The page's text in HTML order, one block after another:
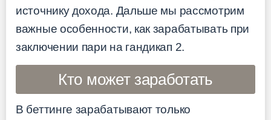
источнику дохода. Дальше мы рассмотрим
важные особенности, как зарабатывать при
заключении пари на гандикап 2.
Кто может заработать
В беттинге зарабатывают только